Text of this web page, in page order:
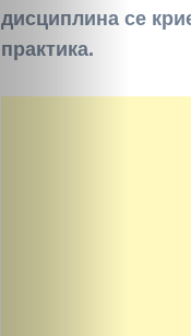
дисциплина се
практика.